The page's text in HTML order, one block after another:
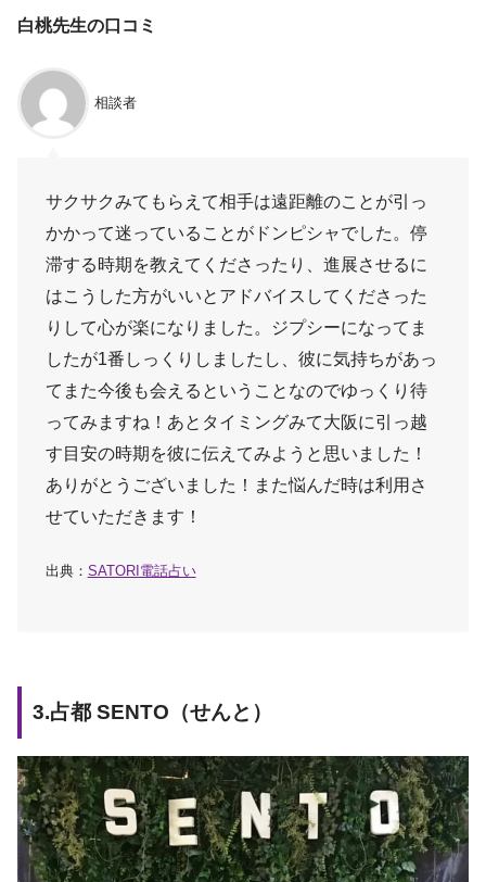
白桃先生の口コミ
相談者
サクサクみてもらえて相手は遠距離のことが引っ
かかって迷っていることがドンピシャでした。停
滞する時期を教えてくださったり、進展させるに
はこうした方がいいとアドバイスしてくださった
りして心が楽になりました。ジプシーになってま
したが1番しっくりしましたし、彼に気持ちがあっ
てまた今後も会えるということなのでゆっくり待
ってみますね！あとタイミングみて大阪に引っ越
す目安の時期を彼に伝えてみようと思いました！
ありがとうございました！また悩んだ時は利用さ
せていただきます！
出典： SATORI電話占い
3.占都 SENTO（せんと）